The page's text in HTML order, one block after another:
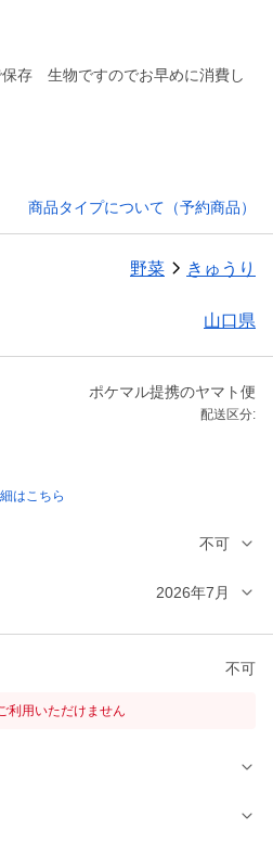
存 生物ですのでお早めに消費し
商品タイプについて（予約商品）
野菜 きゅうり
山口県
ポケマル提携のヤマト便
配送区分:
はこちら
不可
2026年7月
不可
利用いただけません